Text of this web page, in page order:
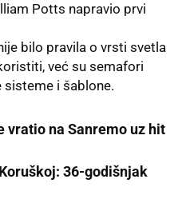
Potts napravio prvi
bilo pravila o vrsti svetla
već su semafori
sisteme i šablone.
vratio na Sanremo uz hit
36-godišnjak